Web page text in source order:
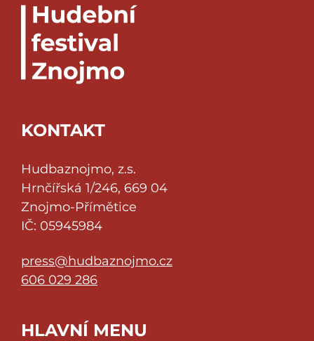
KONTAKT
Hudbaznojmo, z.s.
Hrnčířská 1/246, 669 04
Znojmo-Přímětice
IČ: 05945984
press@hudbaznojmo.cz
606 029 286
HLAVNÍ MENU